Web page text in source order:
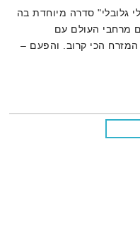
גלובלי" סדרה מיוחדת בה
מרחבי העולם עם
הכי קרוב. והפעם –